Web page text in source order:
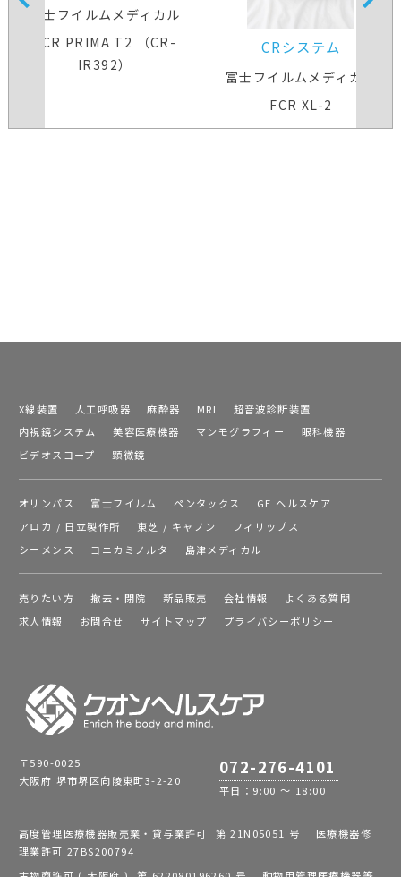
富士フイルムメディカル
FCR PRIMA T2 （CR-
IR392）
CRシステム
富士フイルムメディカル
FCR XL-2
X線装置 人工呼吸器 麻酔器 MRI
超音波診断装置
内視鏡システム
美容医療機器 マンモグラフィー
眼科機器
ビデオスコープ
顕微鏡
オリンパス 富士フイルム ペンタックス
GE ヘルスケア
アロカ / 日立製作所
東芝 / キャノン
フィリップス
シーメンス
コニカミノルタ 島津メディカル
売りたい方 撤去・閉院 新品販売 会社情報
よくある質問
求人情報
お問合せ サイトマップ プライバシーポリシー
〒590-0025
大阪府 堺市堺区向陵東町3-2-20
072-276-4101
平日：9:00 ～ 18:00
高度管理医療機器販売業・貸与業許可 第 21N05051 号 医療機器修
理業許可 27BS200794